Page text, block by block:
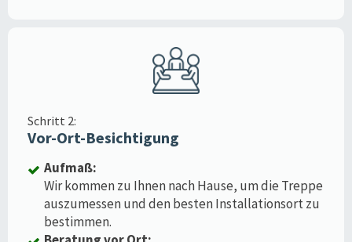
Schritt 2:
Vor-Ort-Besichtigung
Aufmaß:
Wir kommen zu Ihnen nach Hause, um die Treppe
auszumessen und den besten Installationsort zu
bestimmen.